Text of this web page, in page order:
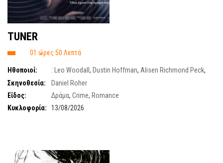
TUNER
01 ώρες 50 Λεπτά
Ηθοποιοί: : Leo Woodall , Dustin Hoffman, Alisen Richmond Peck,
Ellyn Jamesson
Σκηνοθεσία:
Daniel Roher
Είδος:
Δράμα, Crime, Romance
Κυκλοφορία:
13/08/2026